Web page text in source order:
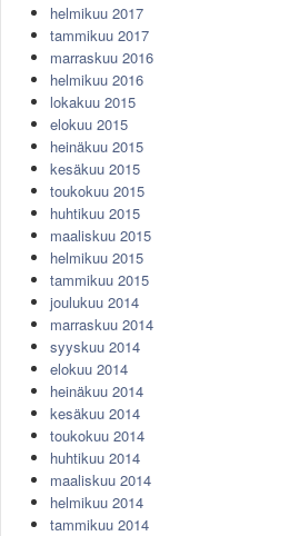
helmikuu 2017
tammikuu 2017
marraskuu 2016
helmikuu 2016
lokakuu 2015
elokuu 2015
heinäkuu 2015
kesäkuu 2015
toukokuu 2015
huhtikuu 2015
maaliskuu 2015
helmikuu 2015
tammikuu 2015
joulukuu 2014
marraskuu 2014
syyskuu 2014
elokuu 2014
heinäkuu 2014
kesäkuu 2014
toukokuu 2014
huhtikuu 2014
maaliskuu 2014
helmikuu 2014
tammikuu 2014